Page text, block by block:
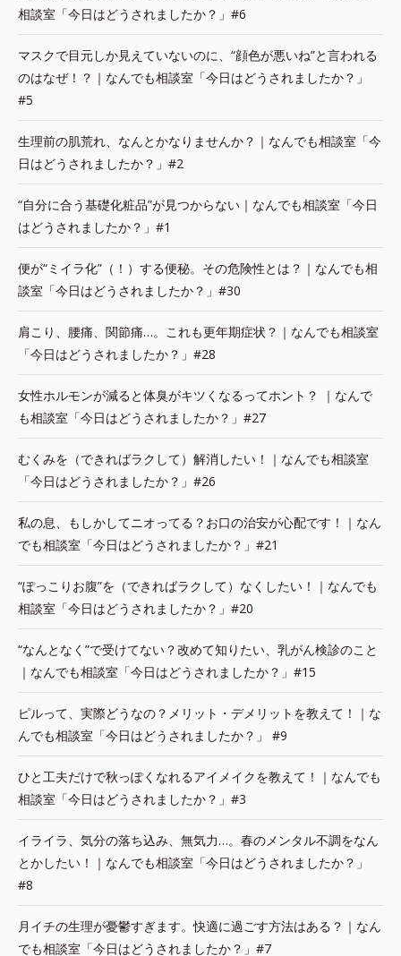
相談室「今日はどうされましたか？」#6
マスクで目元しか見えていないのに、“顔色が悪いね”と言われる
のはなぜ！？｜なんでも相談室「今日はどうされましたか？」
#5
生理前の肌荒れ、なんとかなりませんか？｜なんでも相談室「今
日はどうされましたか？」#2
“自分に合う基礎化粧品”が見つからない｜なんでも相談室「今日
はどうされましたか？」#1
便が“ミイラ化”（！）する便秘。その危険性とは？｜なんでも相
談室「今日はどうされましたか？」#30
肩こり、腰痛、関節痛…。これも更年期症状？｜なんでも相談室
「今日はどうされましたか？」#28
女性ホルモンが減ると体臭がキツくなるってホント？ ｜なんで
も相談室「今日はどうされましたか？」#27
むくみを（できればラクして）解消したい！｜なんでも相談室
「今日はどうされましたか？」#26
私の息、もしかしてニオってる？お口の治安が心配です！｜なん
でも相談室「今日はどうされましたか？」#21
“ぽっこりお腹”を（できればラクして）なくしたい！｜なんでも
相談室「今日はどうされましたか？」#20
“なんとなく”で受けてない？改めて知りたい、乳がん検診のこと
｜なんでも相談室「今日はどうされましたか？」#15
ピルって、実際どうなの？メリット・デメリットを教えて！｜な
んでも相談室「今日はどうされましたか？」 #9
ひと工夫だけで秋っぽくなれるアイメイクを教えて！｜なんでも
相談室「今日はどうされましたか？」#3
イライラ、気分の落ち込み、無気力…。春のメンタル不調をなん
とかしたい！｜なんでも相談室「今日はどうされましたか？」
#8
月イチの生理が憂鬱すぎます。快適に過ごす方法はある？｜なん
でも相談室「今日はどうされましたか？」#7